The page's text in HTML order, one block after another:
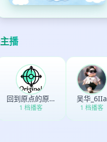
主播
回到原点的原点
1 档播客
吴华_6IIa
1 档播客